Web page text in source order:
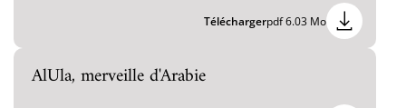
Téléchargerpdf 6.03 Mo
AlUla, merveille d'Arabie